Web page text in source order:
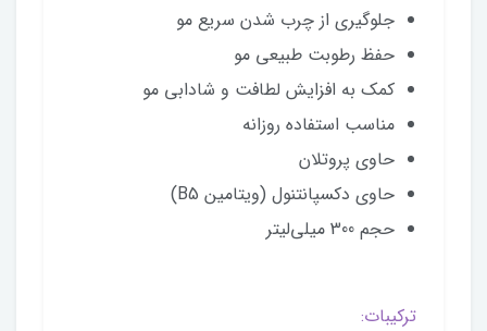
جلوگیری از چرب شدن سریع مو
حفظ رطوبت طبیعی مو
کمک به افزایش لطافت و شادابی مو
مناسب استفاده روزانه
حاوی پروتلان
حاوی دکسپانتنول (ویتامین B5)
حجم 300 میلی‌لیتر
ترکیبات: